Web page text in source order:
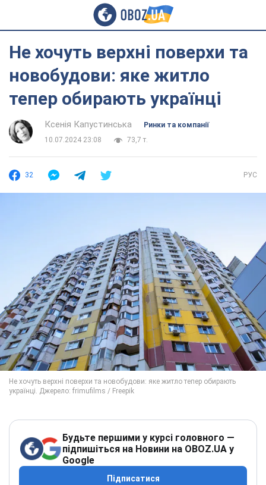
Не хочуть верхні поверхи та
новобудови: яке житло
тепер обирають українці
Ксенія Капустинська
Ринки та компанії
10.07.2024 23:08
73,7 т.
32 РУС
Будьте першими у курсі головного —
підпишіться на Новини на OBOZ.UA у
Google
Підписатися